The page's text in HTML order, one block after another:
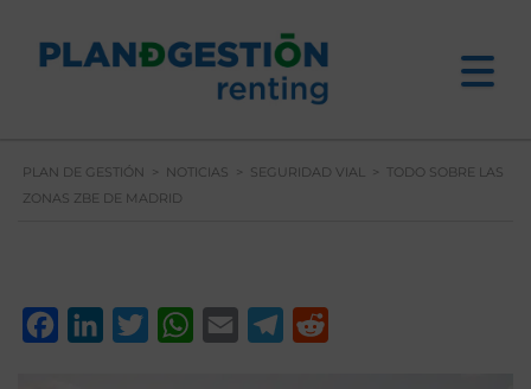
PLAN DE GESTIÓN > NOTICIAS > SEGURIDAD VIAL > TODO SOBRE LAS
ZONAS ZBE DE MADRID
FacebookLinkedInTwitterWhatsApp
Email Telegram